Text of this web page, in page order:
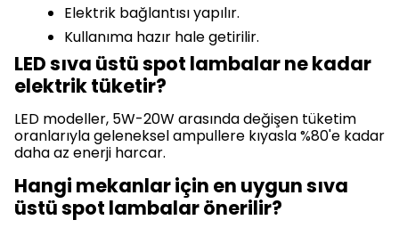
Elektrik bağlantısı yapılır.
Kullanıma hazır hale getirilir.
LED sıva üstü spot lambalar ne kadar
elektrik tüketir?
LED modeller, 5W-20W arasında değişen tüketim
oranlarıyla geleneksel ampullere kıyasla %80'e kadar
daha az enerji harcar.
Hangi mekanlar için en uygun sıva
üstü spot lambalar önerilir?